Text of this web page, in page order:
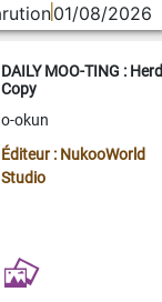
01/08/2026
DAILY MOO-TING : Herd
Copy
o-okun
Éditeur : NukooWorld
Studio